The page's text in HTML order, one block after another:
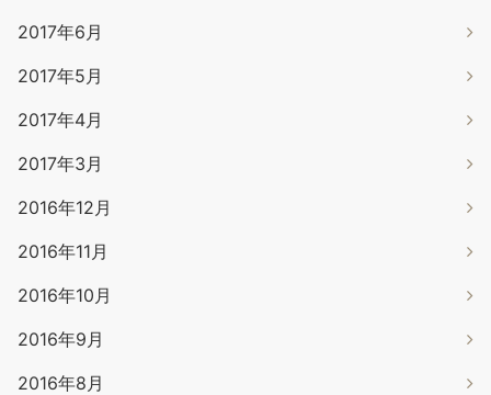
2017年6月
2017年5月
2017年4月
2017年3月
2016年12月
2016年11月
2016年10月
2016年9月
2016年8月